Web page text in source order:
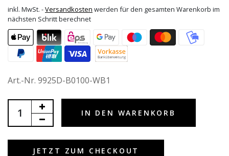
inkl. MwSt. -Versandkosten werden für den gesamten Warenkorb im
nächsten Schritt berechnet
Art.-Nr. 9925D-B0100-WB1
IN DEN WARENKORB
JETZT ZUM CHECKOUT